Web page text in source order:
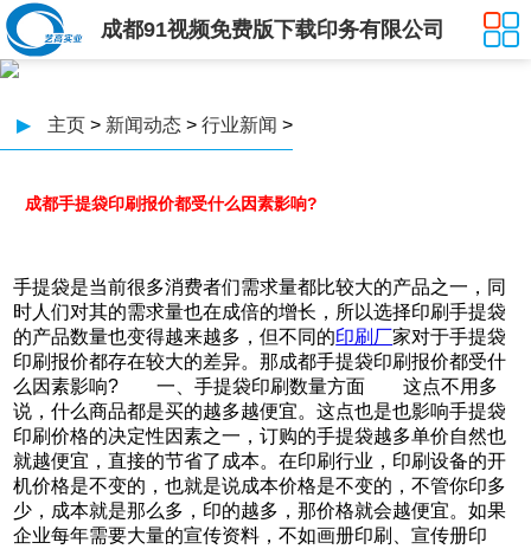
成都91视频免费版下载印务有限公司
▶ 主页 > 新闻动态 > 行业新闻 >
成都手提袋印刷报价都受什么因素影响?
手提袋是当前很多消费者们需求量都比较大的产品之一，同
时人们对其的需求量也在成倍的增长，所以选择印刷手提袋
的产品数量也变得越来越多，但不同的印刷厂家对于手提袋
印刷报价都存在较大的差异。那成都手提袋印刷报价都受什
么因素影响? 一、手提袋印刷数量方面 这点不用多
说，什么商品都是买的越多越便宜。这点也是也影响手提袋
印刷价格的决定性因素之一，订购的手提袋越多单价自然也
就越便宜，直接的节省了成本。在印刷行业，印刷设备的开
机价格是不变的，也就是说成本价格是不变的，不管你印多
少，成本就是那么多，印的越多，那价格就会越便宜。如果
企业每年需要大量的宣传资料，不如画册印刷、宣传册印